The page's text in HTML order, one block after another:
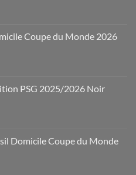
Coupe du Monde 2026
PSG 2025/2026 Noir
Domicile Coupe du Monde